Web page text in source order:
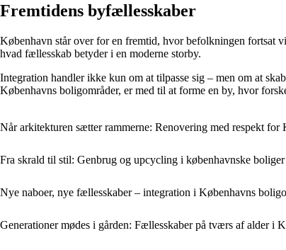
Fremtidens byfællesskaber
København står over for en fremtid, hvor befolkningen fortsat
hvad fællesskab betyder i en moderne storby.
Integration handler ikke kun om at tilpasse sig – men om at
Københavns boligområder, er med til at forme en by, hvor
Når arkitekturen sætter rammerne: Renovering med respekt for
Fra skrald til stil: Genbrug og upcycling i københavnske boliger
Nye naboer, nye fællesskaber – integration i Københavns
Generationer mødes i gården: Fællesskaber på tværs af alder i